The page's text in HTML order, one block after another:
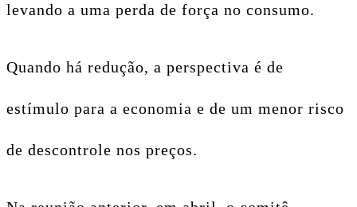
levando a uma perda de força no consumo.
Quando há redução, a perspectiva é de
estímulo para a economia e de um menor risco
de descontrole nos preços.